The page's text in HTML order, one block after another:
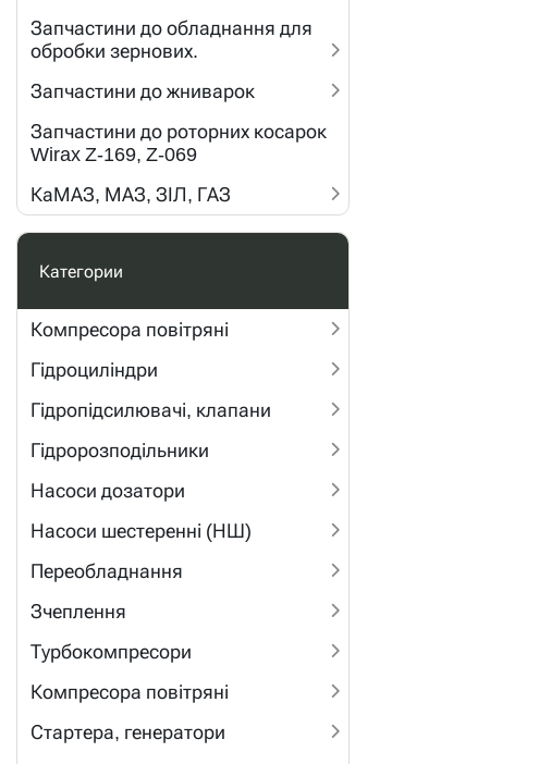
Запчастини до обладнання для
обробки зернових.
Запчастини до жниварок
Запчастини до роторних косарок
Wirax Z-169, Z-069
КаМАЗ, МАЗ, ЗІЛ, ГАЗ
Категории
Компресора повітряні
Гідроциліндри
Гідропідсилювачі, клапани
Гідророзподільники
Насоси дозатори
Насоси шестеренні (НШ)
Переобладнання
Зчеплення
Турбокомпресори
Компресора повітряні
Стартера, генератори